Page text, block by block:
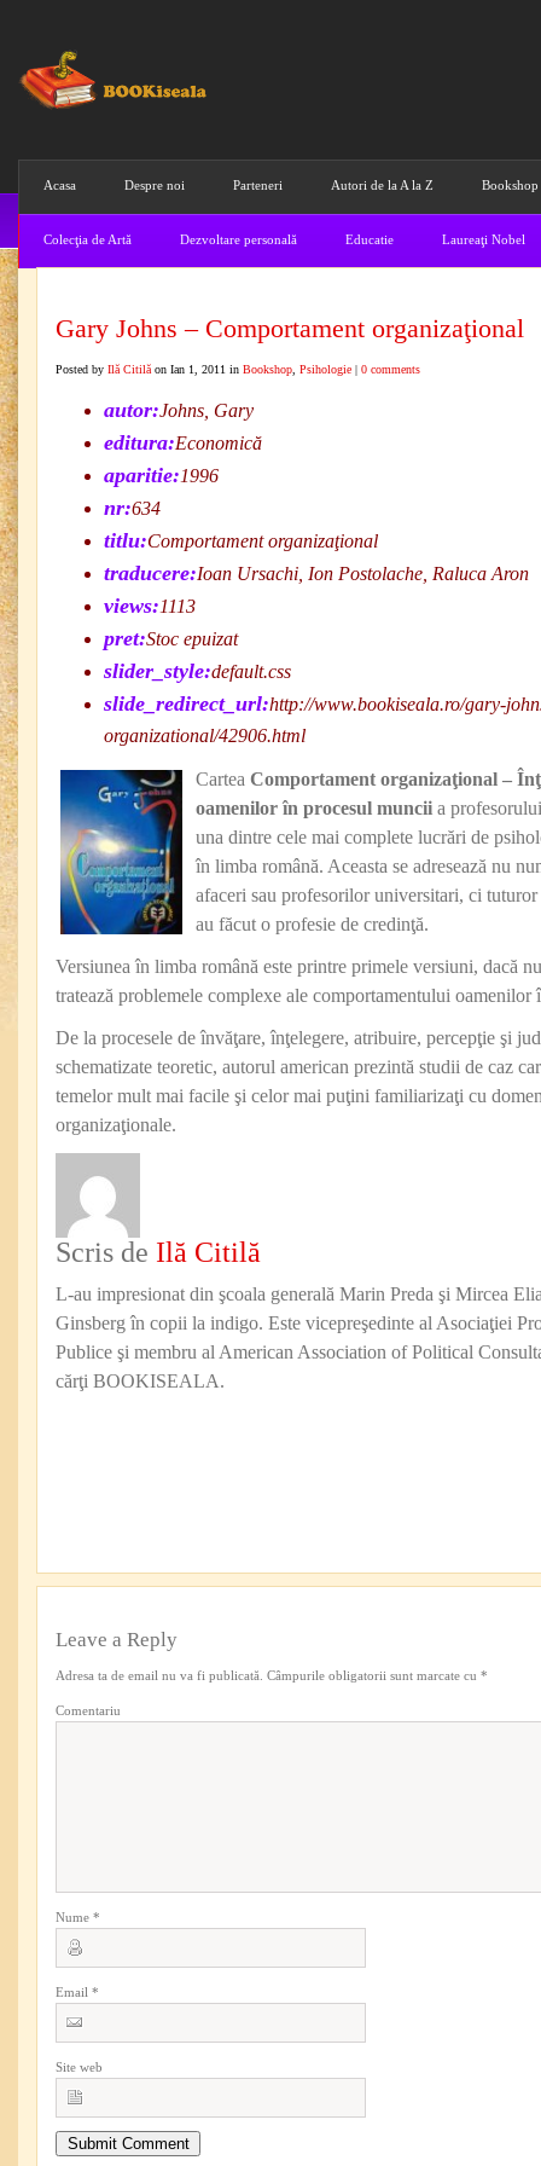
Acasa Despre noi Parteneri Autori de la A la Z Bookshop
Colecţia de Artă Dezvoltare personală Educatie Laureaţi Nobel
Gary Johns – Comportament organizaţional
Posted by Ilă Citilă on Ian 1, 2011 in Bookshop Psihologie | 0 comments
autor:Johns, Gary
editura:Economică
aparitie:1996
nr:634
titlu:Comportament organizaţional
traducere:Ioan Ursachi, Ion Postolache, Raluca Aron
views:1113
pret:Stoc epuizat
slider_style:default.css
slide_redirect_url:http://www.bookiseala.ro/gary-
organizational/42906.html
Cartea Comportament organizaţional –
oamenilor în procesul muncii a
una dintre cele mai complete lucrări de
în limba română. Aceasta se adresează nu
afaceri sau profesorilor universitari, ci
au făcut o profesie de credinţă.
Versiunea în limba română este printre primele versiuni, dacă
tratează problemele complexe ale comportamentului
De la procesele de învăţare, înţelegere, atribuire, percepţie şi
schematizate teoretic, autorul american prezintă studii de caz
temelor mult mai facile şi celor mai puţini familiarizaţi cu
organizaţionale.
Scris de Ilă Citilă
L-au impresionat din şcoala generală Marin Preda şi Mircea
Ginsberg în copii la indigo. Este vicepreşedinte al Asociaţiei
Publice şi membru al American Association of Political
cărţi BOOKISEALA.
Leave a Reply
Adresa ta de email nu va fi publicată. Câmpurile obligatorii sunt marcate cu *
Comentariu
Nume *
Email *
Site web